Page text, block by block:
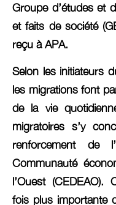
Groupe d’études et
et faits de société
reçu à APA.
Selon les initiateurs
les migrations font
de la vie
migratoires s’y
renforcement de
Communauté
l’Ouest
fois plus importante